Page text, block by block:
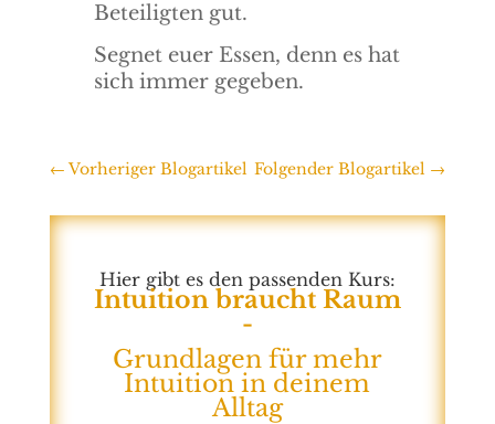
Beteiligten gut.
Segnet euer Essen, denn es hat
sich immer gegeben.
←Vorheriger Blogartikel Folgender Blogartikel →
Hier gibt es den passenden Kurs:
Intuition braucht Raum
-
Grundlagen für mehr
Intuition in deinem
Alltag